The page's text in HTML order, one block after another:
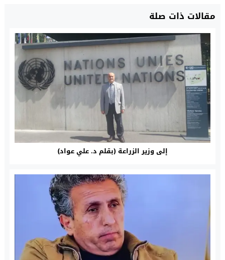
مقالات ذات صلة
إلى وزير الزراعة (بقلم د. علي عواد)